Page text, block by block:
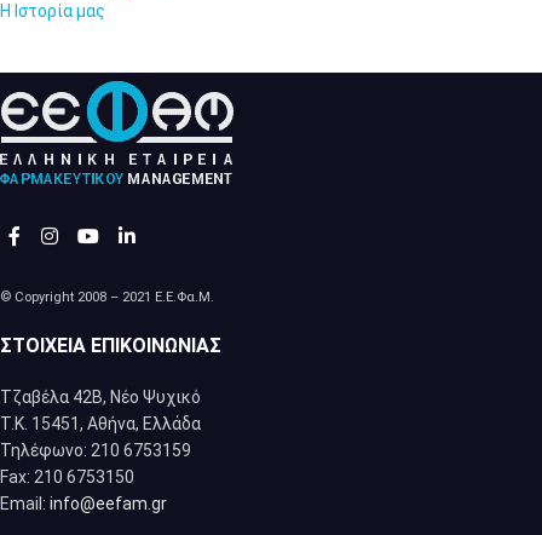
Η Ιστορία μας
© Copyright 2008 – 2021 Ε.Ε.Φα.Μ.
ΣΤΟΙΧΕΊΑ ΕΠΙΚΟΙΝΩΝΊΑΣ
Τζαβέλα 42Β, Νέο Ψυχικό
Τ.Κ. 15451, Αθήνα, Eλλάδα
Τηλέφωνο: 210 6753159
Fax: 210 6753150
Email: info@eefam.gr